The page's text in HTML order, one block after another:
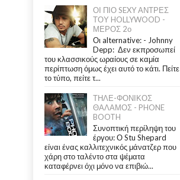
ΟΙ ΠΙΟ SEXY ΑΝΤΡΕΣ
ΤΟΥ HOLLYWOOD -
ΜΕΡΟΣ 2ο
Οι alternative: - Johnny
Depp: Δεν εκπροσωπεί
του κλασσικούς ωραίους σε καμία
περίπτωση όμως έχει αυτό το κάτι. Πείτε
το τύπο, πείτε τ...
ΤΗΛΕ-ΦΟΝΙΚΟΣ
ΘΑΛΑΜΟΣ - PHONE
BOOTH
Συνοπτική περίληψη του
έργου: Ο Stu Shepard
είναι ένας καλλιτεχνικός μάνατζερ που
χάρη στο ταλέντο στα ψέματα
καταφέρνει όχι μόνο να επιβιώ...